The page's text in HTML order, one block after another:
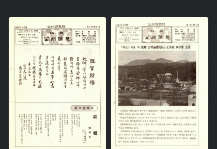
주제 :
생산 :
소장 :
주제 :
생산 :
소장 :